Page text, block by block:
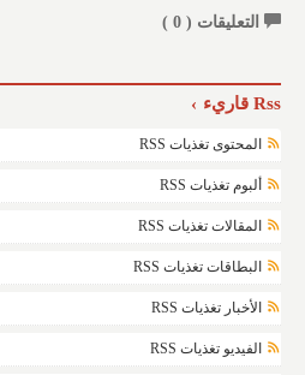
التعليقات ( 0
)
Rss قاريء
المحتوى تغذيات RSS
ألبوم تغذيات RSS
المقالات تغذيات RSS
البطاقات تغذيات RSS
الأخبار تغذيات RSS
الفيديو تغذيات RSS